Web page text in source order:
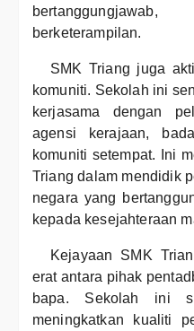
berketerampilan.
SMK Triang juga
komuniti. Sekolah ini
kerjasama dengan
agensi kerajaan,
komuniti setempat. Ini
Triang dalam mendidik
negara yang
kepada kesejahteraan
Kejayaan SMK
erat antara pihak
bapa. Sekolah ini
meningkatkan kualiti